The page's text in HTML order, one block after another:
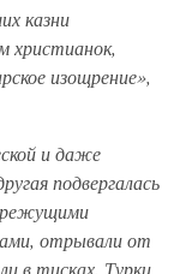
казни
христианок,
изощрение»,
и даже
подвергалась
режущими
отрывали от
в тисках. Турки